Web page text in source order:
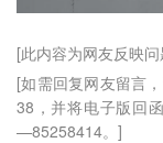
[此内容为网友反映
[如需回复网友留言
38，并将电子版回
—85258414。]